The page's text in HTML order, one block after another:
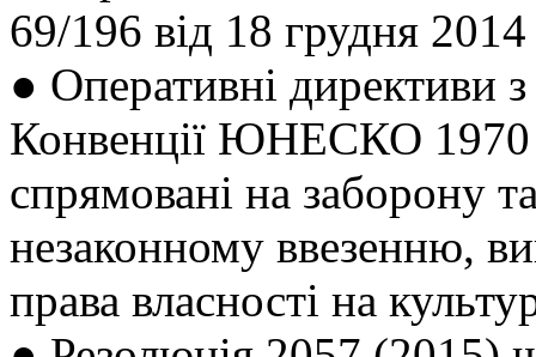
69/196 від 18 грудня
● Оперативні директиви з
Конвенції ЮНЕСКО 1970
спрямовані на заборону
незаконному ввезенню,
права власності на